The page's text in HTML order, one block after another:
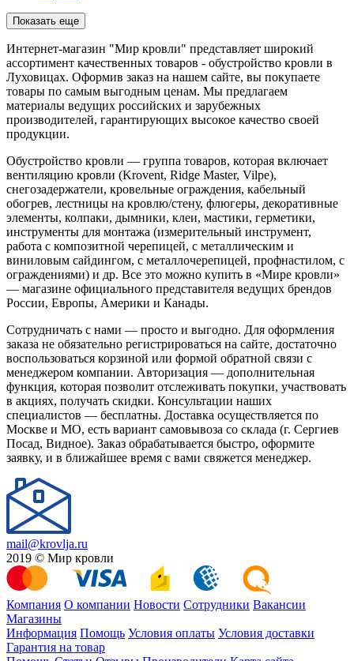
Показать еще
Интернет-магазин "Мир кровли" представляет широкий
ассортимент качественных товаров - обустройство кровли в
Луховицах. Оформив заказ на нашем сайте, вы покупаете
товары по самым выгодным ценам. Мы предлагаем
материалы ведущих российских и зарубежных
производителей, гарантирующих высокое качество своей
продукции.
Обустройство кровли — группа товаров, которая включает
вентиляцию кровли (Krovent, Ridge Master, Vilpe),
снегозадержатели, кровельные ограждения, кабельный
обогрев, лестницы на кровлю/стену, флюгеры, декоративные
элементы, колпаки, дымники, клеи, мастики, герметики,
инструменты для монтажа (измерительный инструмент,
работа с композитной черепицей, с металлическим и
виниловым сайдингом, с металлочерепицей, профнастилом, с
ограждениями) и др. Все это можно купить в «Мире кровли»
— магазине официального представителя ведущих брендов
России, Европы, Америки и Канады.
Сотрудничать с нами — просто и выгодно. Для оформления
заказа не обязательно регистрироваться на сайте, достаточно
воспользоваться корзиной или формой обратной связи с
менеджером компании. Авторизация — дополнительная
функция, которая позволит отслеживать покупки, участвовать
в акциях, получать скидки. Консультации наших
специалистов — бесплатны. Доставка осуществляется по
Москве и МО, есть вариант самовывоза со склада (г. Сергиев
Посад, Видное). Заказ обрабатывается быстро, оформите
заявку, и в ближайшее время с вами свяжется менеджер.
mail@krovlja.ru
2019 © Мир кровли
Компания О компании Новости Сотрудники Вакансии
Магазины
Информация Помощь Условия оплаты Условия доставки
Гарантия на товар